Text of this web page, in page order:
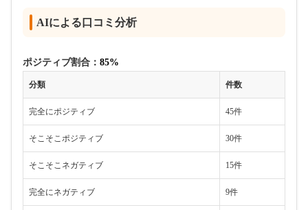
AIによる口コミ分析
ポジティブ割合： 85%
分類 件数
完全にポジティブ 45件
そこそこポジティブ 30件
そこそこネガティブ 15件
完全にネガティブ 9件